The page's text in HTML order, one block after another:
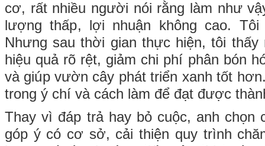
cơ, rất nhiều người nói rằng làm như
lượng thấp, lợi nhuận không cao.
Nhưng sau thời gian thực hiện, tôi thấy
hiệu quả rõ rệt, giảm chi phí phân bón
và giúp vườn cây phát triển xanh tốt
trong ý chí và cách làm để đạt được
Thay vì đáp trả hay bỏ cuộc, anh chọn
góp ý có cơ sở, cải thiện quy trình